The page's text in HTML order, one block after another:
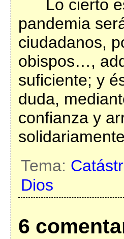
Lo cierto
pandemia
ciudadanos,
obispos…,
suficiente; y
duda,
confianza y
Tema:
Dios
6